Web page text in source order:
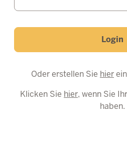
Login
Oder erstellen Sie hier
Klicken Sie hier, wenn Sie
haben.